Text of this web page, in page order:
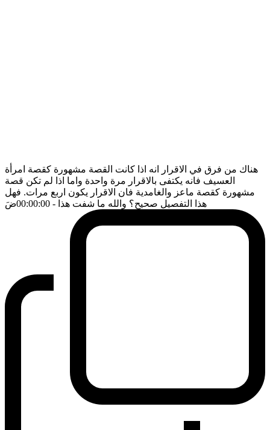
هناك من فرق في الاقرار انه اذا كانت القصة مشهورة كقصة امرأة
العسيف فانه يكتفى بالاقرار مرة واحدة واما اذا لم تكن قصة
مشهورة كقصة ماعز والغامدية فان الاقرار يكون اربع مرات. فهل
هذا التفصيل صحيح؟ والله ما شفت هذا - 00:00:00 ضَ